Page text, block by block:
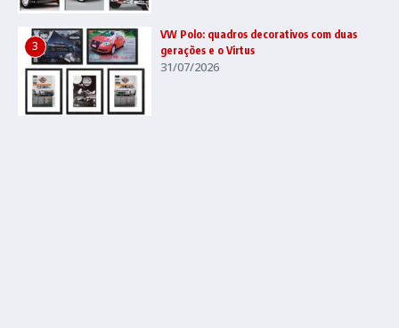
3
VW Polo: quadros decorativos com duas
gerações e o Virtus
31/07/2026